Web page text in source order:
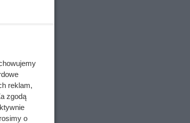
reklam,
zgodą
o